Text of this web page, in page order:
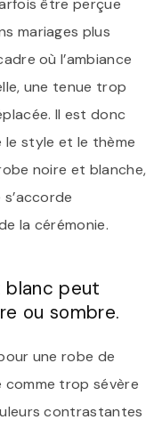
être perçue
mariages plus
où l’ambiance
une tenue trop
Il est donc
style et le thème
noire et blanche,
la cérémonie.
blanc peut
ou sombre.
une robe de
trop sévère
contrastantes